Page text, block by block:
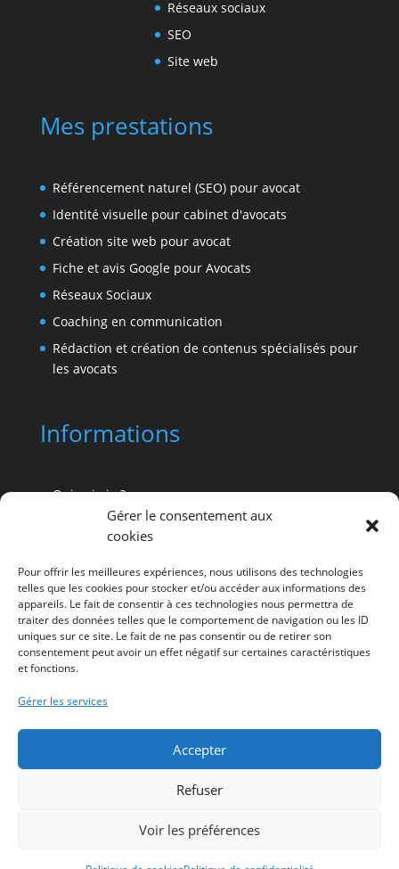
Gérer le consentement aux
cookies
Pour offrir les meilleures expériences, nous utilisons des technologies
telles que les cookies pour stocker et/ou accéder aux informations des
appareils. Le fait de consentir à ces technologies nous permettra de
traiter des données telles que le comportement de navigation ou les ID
uniques sur ce site. Le fait de ne pas consentir ou de retirer son
consentement peut avoir un effet négatif sur certaines caractéristiques
et fonctions.
Gérer les services
Accepter
Refuser
Voir les préférences
Réseaux sociaux
SEO
Site web
Mes prestations
Référencement naturel (SEO) pour avocat
Identité visuelle pour cabinet d'avocats
Création site web pour avocat
Fiche et avis Google pour Avocats
Réseaux Sociaux
Coaching en communication
Rédaction et création de contenus spécialisés pour
les avocats
Informations
Qui suis-je ?
Pourquoi Advocatus ?
Vos questions sur la communication de profession
de droit
La veille et les dernières actus
Prise de RDV gratuit
Contact agence communication avocat
Demande devis site internet avocat
Mes Conseils